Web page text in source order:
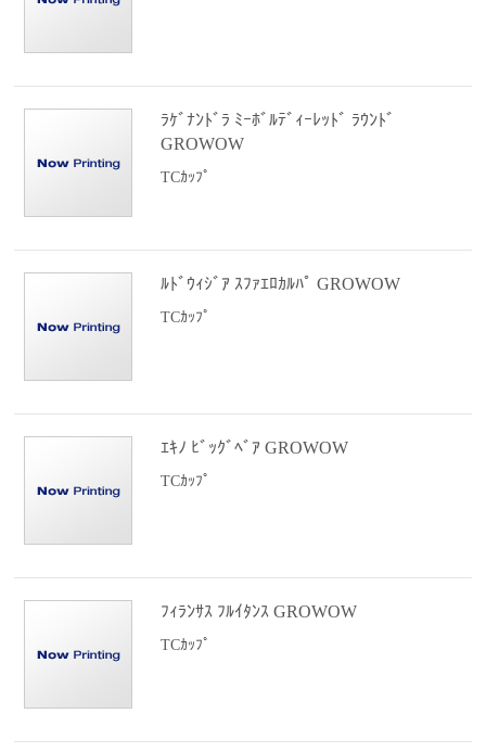
ﾗｹﾞﾅﾝﾄﾞﾗ ﾐｰﾎﾞﾙﾃﾞｨｰﾚｯﾄﾞ ﾗｳﾝﾄﾞ
GROWOW
TCｶｯﾌﾟ
ﾙﾄﾞｳｨｼﾞｱ ｽﾌｧｴﾛｶﾙﾊﾟ GROWOW
TCｶｯﾌﾟ
ｴｷﾉ ﾋﾞｯｸﾞﾍﾞｱ GROWOW
TCｶｯﾌﾟ
ﾌｨﾗﾝｻｽ ﾌﾙｲﾀﾝｽ GROWOW
TCｶｯﾌﾟ